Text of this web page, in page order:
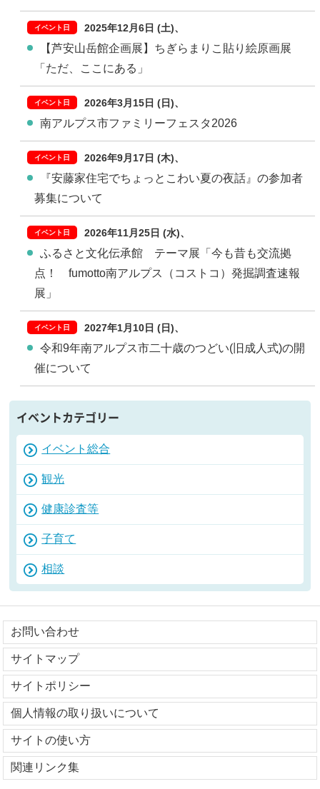
2025年12月6日 (土)
【芦安山岳館企画展】ちぎらまりこ貼り絵原画展
「ただ、ここにある」
2026年3月15日 (日)
南アルプス市ファミリーフェスタ2026
2026年9月17日 (木)
『安藤家住宅でちょっとこわい夏の夜話』の参加者
募集について
2026年11月25日 (水)
ふるさと文化伝承館 テーマ展「今も昔も交流拠
点！ fumotto南アルプス（コストコ）発掘調査速報
展」
2027年1月10日 (日)
令和9年南アルプス市二十歳のつどい(旧成人式)の開
催について
イベントカテゴリー
イベント総合
観光
健康診査等
子育て
相談
お問い合わせ
サイトマップ
サイトポリシー
個人情報の取り扱いについて
サイトの使い方
関連リンク集